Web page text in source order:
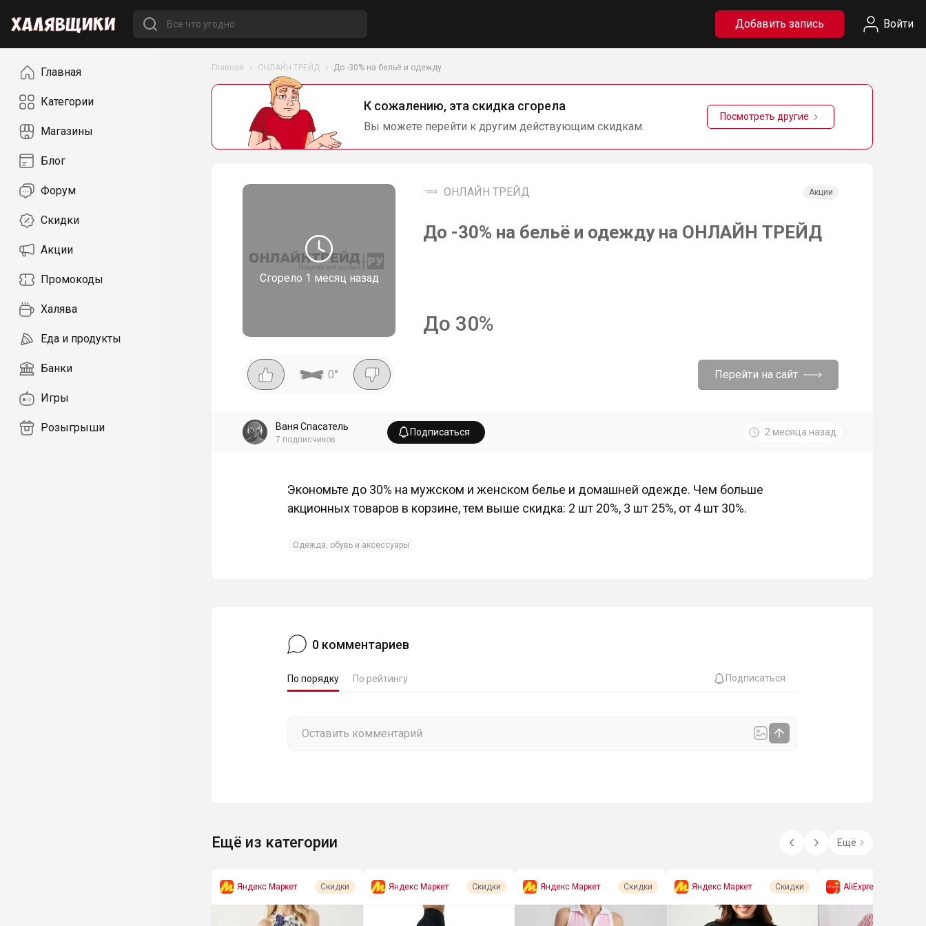
Добавить запись Войти
НавигацияГлавная
Категории
Магазины
Блог
Форум
Скидки
Акции
Промокоды
Халява
Еда и продукты
Банки
Игры
Розыгрыши
Главная ОНЛАЙН ТРЕЙД До -30% на бельё и одежду
К сожалению, эта скидка сгорела
Вы можете перейти к другим действующим скидкам.
Посмотреть другие
Сгорело 1 месяц назад
ОНЛАЙН ТРЕЙД Акции
До -30% на бельё и одежду на ОНЛАЙН ТРЕЙД
До 30%
0° Перейти на сайт
Ваня Спасатель
7 подписчиков
Подписаться 2 месяца назад
Экономьте до 30% на мужском и женском белье и домашней одежде. Чем больше
акционных товаров в корзине, тем выше скидка: 2 шт 20%, 3 шт 25%, от 4 шт 30%.
Одежда, обувь и аксессуары
0 комментариев
По порядку По рейтингу Подписаться
Ещё из категории Ещё
Яндекс Маркет Скидки Яндекс Маркет Скидки Яндекс Маркет Скидки Яндекс Маркет Скидки AliExpress